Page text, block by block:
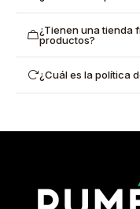
¿Tienen una tienda
productos?
¿Cuál es la política